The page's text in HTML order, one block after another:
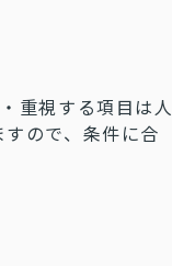
重視する項目は人
ので、条件に合